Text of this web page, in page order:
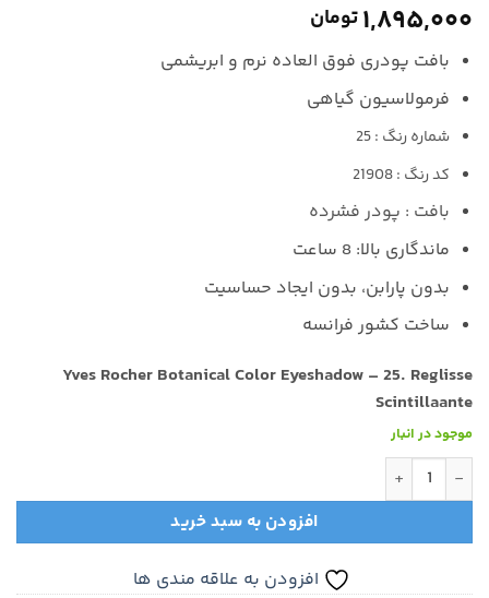
۱,۸۹۵,۰۰۰تومان
بافت پودری فوق العاده نرم و ابریشمی
فرمولاسیون گیاهی
شماره رنگ : 25
کد رنگ : 21908
بافت : پودر فشرده
ماندگاری بالا: 8 ساعت
بدون پارابن، بدون ایجاد حساسیت
ساخت کشور فرانسه
Yves Rocher Botanical Color Eyeshadow – 25. Reglisse
Scintillaante
موجود در انبار
سایه چشم خاکستری صدفی ایوروشه عدد
افزودن به سبد خرید
افزودن به علاقه مندی ها